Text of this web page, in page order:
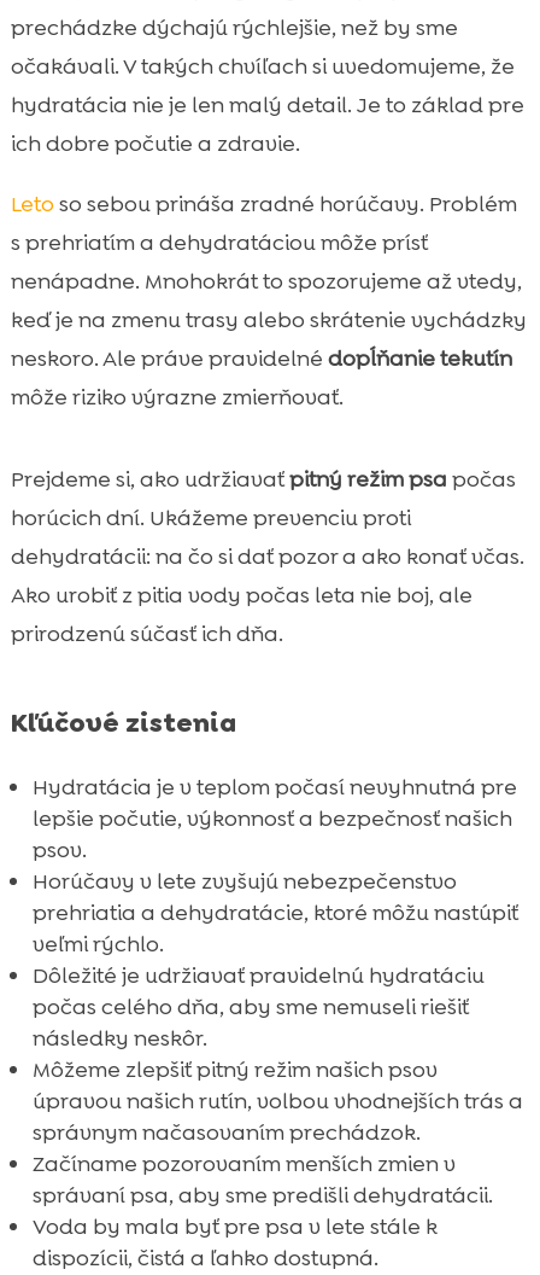
vedieť
 Ako rozpoznať dehydratáciu u psa včas
Prvá pomoc pri prehriatí a dehydratácii
Najlepšie zdroje tekutín a ako podporiť
pitný režim

Voda na cestách: výlety, dovolenky a
mestské prechádzky
Hydratácia pri športe a zvýšenej aktivite
Šteniatka, seniori a choré psy: špeciálne
Krmivo a hydratácia: ako strava
ovplyvňuje príjem vody
počas tepla

Maškrty, doplnky a starostlivosť, ktoré nám
v lete dávajú zmysel
Ako podporiť pitie u vyberavých psov bez
nátlaku
Dentálna hygiena v lete a jej súvis s
 Záver
prechádzke dýchajú rýchlejšie, než by sme
očakávali. V takých chvíľach si uvedomujeme, že
hydratácia nie je len malý detail. Je to základ pre
ich dobre počutie a zdravie.
Leto so sebou prináša zradné horúčavy. Problém
s prehriatím a dehydratáciou môže prísť
nenápadne. Mnohokrát to spozorujeme až vtedy,
keď je na zmenu trasy alebo skrátenie vychádzky
neskoro. Ale práve pravidelné dopĺňanie tekutín
môže riziko výrazne zmierňovať.
Prejdeme si, ako udržiavaťpitný režim psa počas
horúcich dní. Ukážeme prevenciu proti
dehydratácii: na čo si dať pozor a ako konať včas.
Ako urobiť z pitia vody počas leta nie boj, ale
prirodzenú súčasť ich dňa.
Kľúčové zistenia
Hydratácia je v teplom počasí nevyhnutná pre
lepšie počutie, výkonnosť a bezpečnosť našich
psov.
Horúčavy v lete zvyšujú nebezpečenstvo
prehriatia a dehydratácie, ktoré môžu nastúpiť
veľmi rýchlo.
Dôležité je udržiavať pravidelnú hydratáciu
počas celého dňa, aby sme nemuseli riešiť
následky neskôr.
Môžeme zlepšiť pitný režim našich psov
úpravou našich rutín, volbou vhodnejších trás a
správnym načasovaním prechádzok.
Začíname pozorovaním menších zmien v
správaní psa, aby sme predišli dehydratácii.
Voda by mala byť pre psa v lete stále k
dispozícii, čistá a ľahko dostupná.